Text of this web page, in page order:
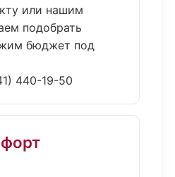
или нашим
подобрать
бюджет под
440-19-50